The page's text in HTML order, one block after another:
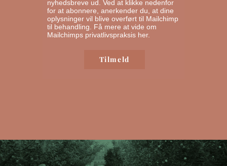
nyhedsbreve ud. Ved at klikke nedenfor
for at abonnere, anerkender du, at dine
oplysninger vil blive overført til Mailchimp
til behandling. Få mere at vide om
Mailchimps privatlivspraksis her.